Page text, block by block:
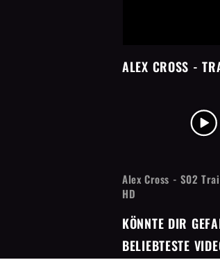
ALEX CROSS -
Alex Cross - S02
HD
KÖNNTE DIR
BELIEBTESTE